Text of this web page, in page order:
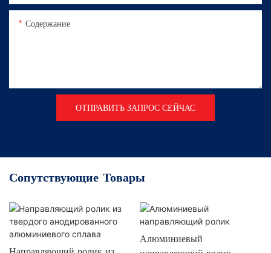
Содержание
ОТПРАВИТЬ ЗАПРОС СЕЙЧАС
Сопутствующие Товары
Алюминиевый